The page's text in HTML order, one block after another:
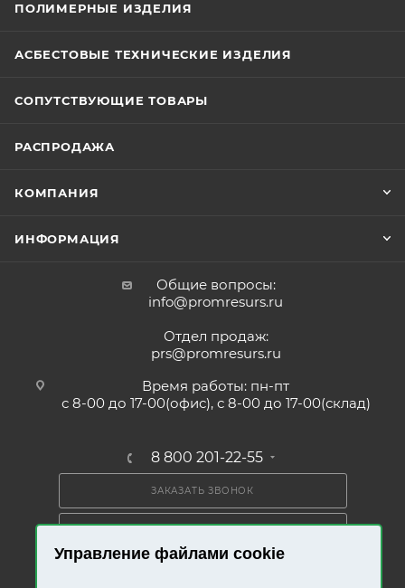
Управление файлами cookie
ПОЛИМЕРНЫЕ ИЗДЕЛИЯ
АСБЕСТОВЫЕ ТЕХНИЧЕСКИЕ ИЗДЕЛИЯ
СОПУТСТВУЮЩИЕ ТОВАРЫ
РАСПРОДАЖА
КОМПАНИЯ
ИНФОРМАЦИЯ
Общие вопросы:
info@promresurs.ru
Отдел продаж:
prs@promresurs.ru
Время работы: пн-пт
с 8-00 до 17-00(офис), с 8-00 до 17-00(склад)
8 800 201-22-55
ЗАКАЗАТЬ ЗВОНОК